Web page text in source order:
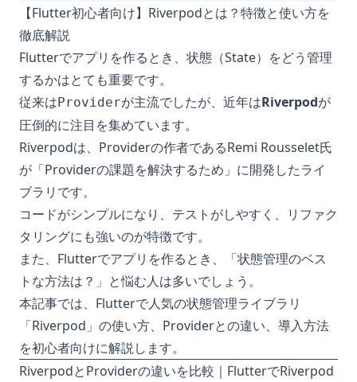
【Flutter初心者向け】Riverpodとは？特徴と使い方を
徹底解説
Flutterでアプリを作るとき、状態（State）をどう管理
するかはとても重要です。
従来はProviderが主流でしたが、近年はRiverpodが
圧倒的に注目を集めています。
Riverpodは、Providerの作者であるRemi Rousselet氏
が「Providerの課題を解決するため」に開発したライ
ブラリです。
コードがシンプルになり、テストがしやすく、リファク
タリングにも強いのが特徴です。
また、Flutterでアプリを作るとき、「状態管理のベス
トな方法は？」と悩む人は多いでしょう。
本記事では、Flutterで人気の状態管理ライブラリ
「Riverpod」の使い方、Providerとの違い、導入方法
を初心者向けに解説します。
RiverpodとProviderの違いを比較｜FlutterでRiverpod